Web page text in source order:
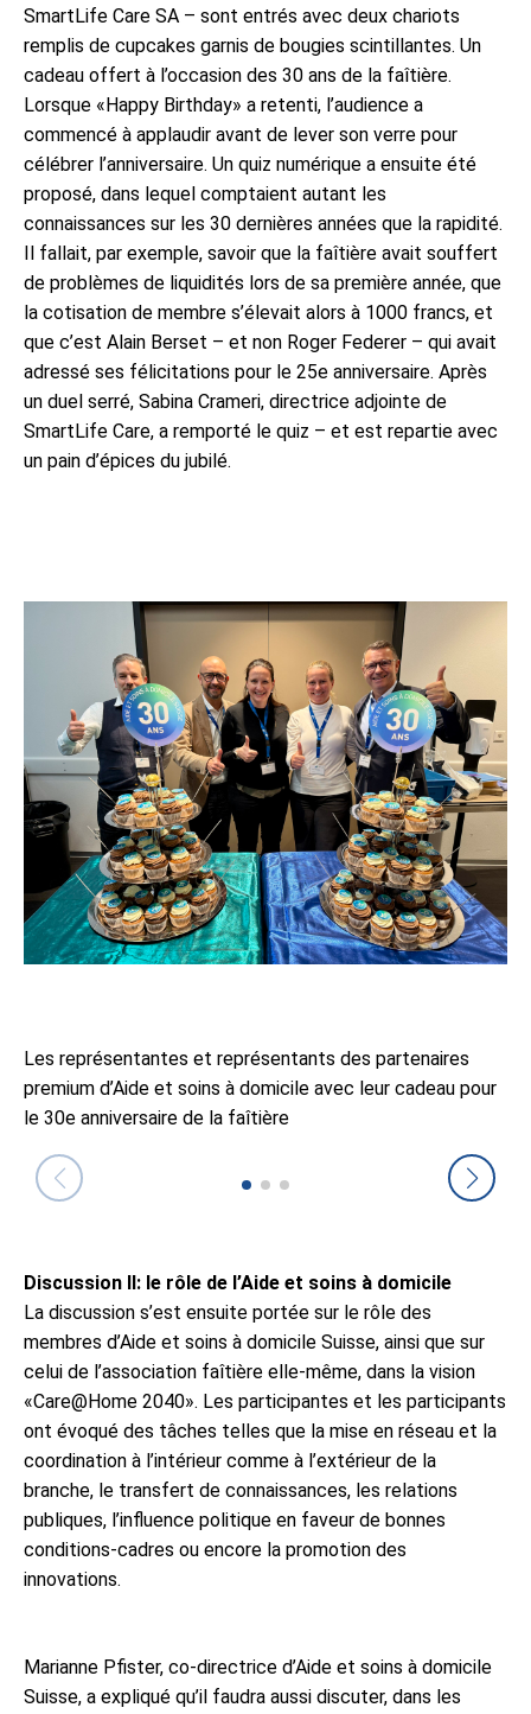
SmartLife Care SA – sont entrés avec deux chariots
remplis de cupcakes garnis de bougies scintillantes. Un
cadeau offert à l’occasion des 30 ans de la faîtière.
Lorsque «Happy Birthday» a retenti, l’audience a
commencé à applaudir avant de lever son verre pour
célébrer l’anniversaire. Un quiz numérique a ensuite été
proposé, dans lequel comptaient autant les
connaissances sur les 30 dernières années que la rapidité.
Il fallait, par exemple, savoir que la faîtière avait souffert
de problèmes de liquidités lors de sa première année, que
la cotisation de membre s’élevait alors à 1000 francs, et
que c’est Alain Berset – et non Roger Federer – qui avait
adressé ses félicitations pour le 25e anniversaire. Après
un duel serré, Sabina Crameri, directrice adjointe de
SmartLife Care, a remporté le quiz – et est repartie avec
un pain d’épices du jubilé.
Les représentantes et représentants des partenaires
premium d’Aide et soins à domicile avec leur cadeau pour
le 30e anniversaire de la faîtière
Discussion II: le rôle de l’Aide et soins à domicile
La discussion s’est ensuite portée sur le rôle des
membres d’Aide et soins à domicile Suisse, ainsi que sur
celui de l’association faîtière elle-même, dans la vision
«Care@Home 2040». Les participantes et les participants
ont évoqué des tâches telles que la mise en réseau et la
coordination à l’intérieur comme à l’extérieur de la
branche, le transfert de connaissances, les relations
publiques, l’influence politique en faveur de bonnes
conditions-cadres ou encore la promotion des
innovations.
Marianne Pfister, co-directrice d’Aide et soins à domicile
Suisse, a expliqué qu’il faudra aussi discuter, dans les